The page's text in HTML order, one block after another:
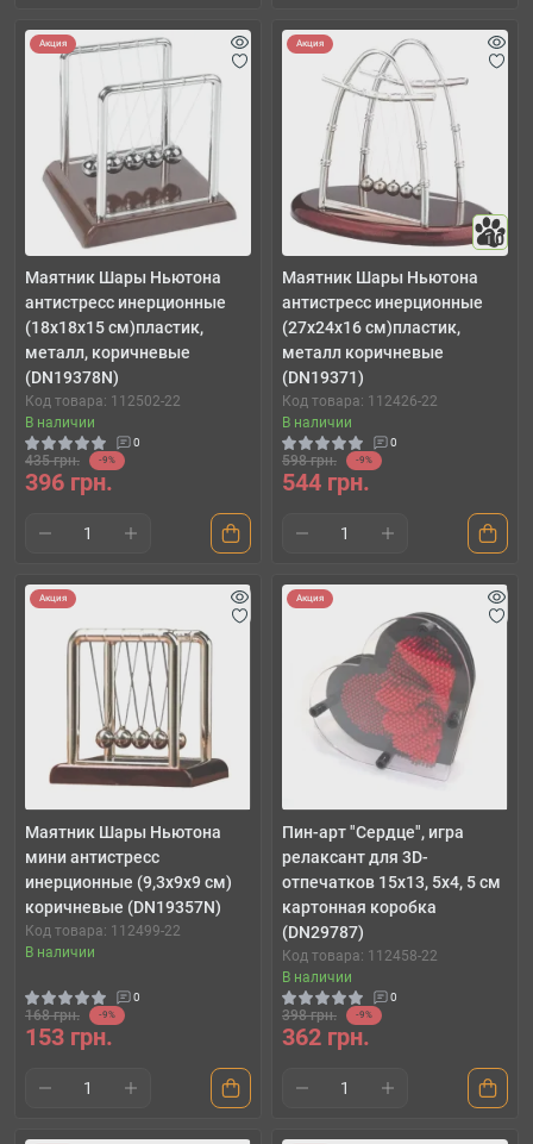
Акция
Маятник Шары Ньютона
антистресс инерционные
(18х18х15 см)пластик,
металл, коричневые
(DN19378N)
Код товара: 112502-22
В наличии
0
435 грн. -9%
396 грн.
Акция
10
Маятник Шары Ньютона
антистресс инерционные
(27х24х16 см)пластик,
металл коричневые
(DN19371)
Код товара: 112426-22
В наличии
0
598 грн. -9%
544 грн.
Акция
Маятник Шары Ньютона
мини антистресс
инерционные (9,3х9х9 см)
коричневые (DN19357N)
Код товара: 112499-22
В наличии
0
168 грн. -9%
153 грн.
Акция
Пин-арт "Сердце", игра
релаксант для 3D-
отпечатков 15х13, 5х4, 5 см
картонная коробка
(DN29787)
Код товара: 112458-22
В наличии
0
398 грн. -9%
362 грн.